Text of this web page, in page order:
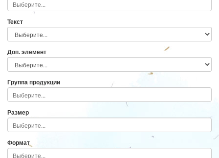
Текст
Доп. элемент
Группа продукции
Размер
Формат